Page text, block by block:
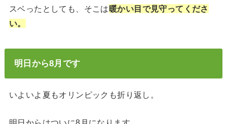
スベったとしても、そこは暖かい目で見守ってくださ
い。
明日から8月です
いよいよ夏もオリンピックも折り返し。